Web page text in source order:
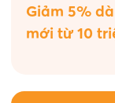
Giảm 5%
mới từ 10